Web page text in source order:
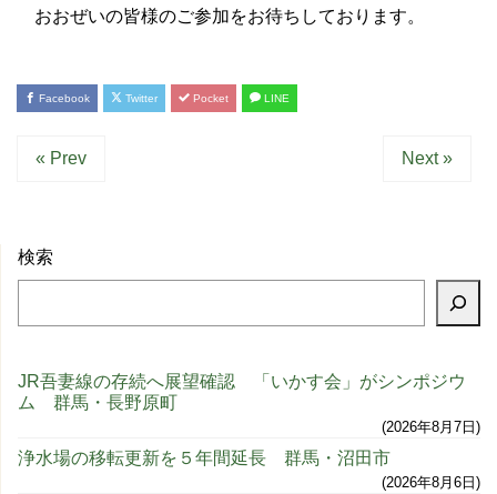
おおぜいの皆様のご参加をお待ちしております。
Facebook Twitter Pocket LINE
« Prev Next »
検索
JR吾妻線の存続へ展望確認 「いかす会」がシンポジウ
ム 群馬・長野原町
2026年8月7日
浄水場の移転更新を５年間延長 群馬・沼田市
2026年8月6日